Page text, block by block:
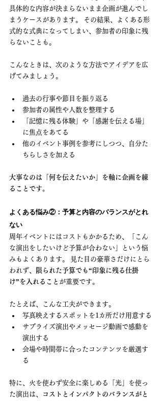
具体的な内容が決まらないまま企画が進んでし
まうケースがあります。 その結果、よくある形
式的な式典になってしまい、参加者の印象に残
らないことも。
こんなときは、次のような方法でアイデアを広
げてみましょう。
過去の行事や節目を振り返る
参加者の属性や人数を整理する
「記憶に残る体験」や「感謝を伝える場」
に焦点をあてる
他のイベント事例を参考にしつつ、自分た
ちらしさを加える
大事なのは「何を伝えたいか」を軸に企画を練
ることです。
よくある悩み②：予算と内容のバランスがとれ
ない
周年イベントにはコストもかかるため、「こん
な演出をしたいけど予算が合わない」という悩
みもよくあります。 見た目の豪華さだけにとら
われず、
限られた予算でも“印象に残る仕掛
け”を入れること が重要です。
たとえば、こんな工夫ができます。
写真映えするスポットを1カ所だけ用意する
サプライズ演出やメッセージ動画で感動を
演出する
会場や時間帯に合ったコンテンツを厳選す
る
特に、火を使わず安全に楽しめる「光」を使っ
た演出は、
コストとインパクトのバランスがと